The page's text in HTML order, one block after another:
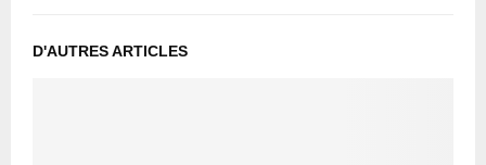
D'AUTRES ARTICLES